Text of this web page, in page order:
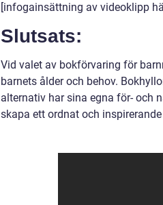
[infogainsättning av videoklipp
Slutsats:
Vid valet av bokförvaring för
barnets ålder och behov.
alternativ har sina egna för- och
skapa ett ordnat och